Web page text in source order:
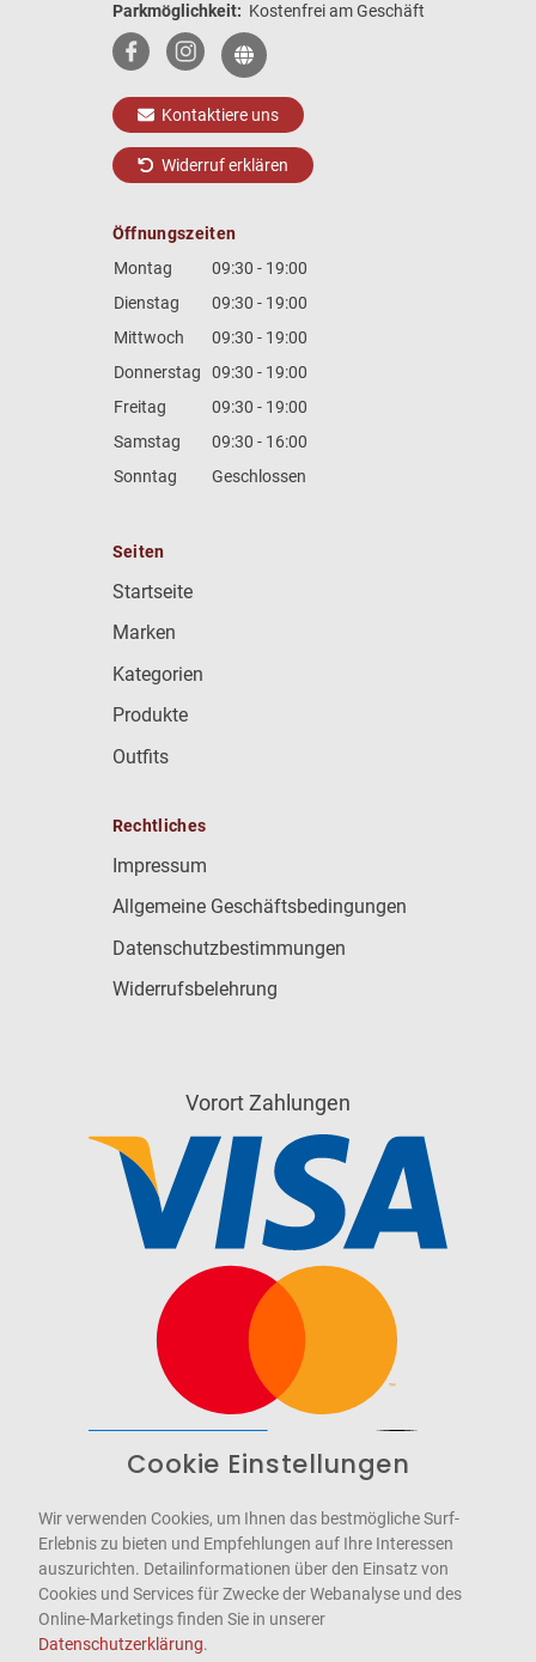
Parkmöglichkeit: Kostenfrei am Geschäft
Kontaktiere uns
Widerruf erklären
Öffnungszeiten
Montag
09:30 - 19:00
Dienstag
09:30 - 19:00
Mittwoch
09:30 - 19:00
Donnerstag
09:30 - 19:00
Freitag
09:30 - 19:00
Samstag
09:30 - 16:00
Sonntag
Geschlossen
Seiten
Startseite
Marken
Kategorien
Produkte
Outfits
Rechtliches
Impressum
Allgemeine Geschäftsbedingungen
Datenschutzbestimmungen
Widerrufsbelehrung
Vorort Zahlungen
WCAG-2.1-AA
Cookie Einstellungen
Wir verwenden Cookies, um Ihnen das bestmögliche Surf-
Erlebnis zu bieten und Empfehlungen auf Ihre Interessen
auszurichten. Detailinformationen über den Einsatz von
Cookies und Services für Zwecke der Webanalyse und des
Online-Marketings finden Sie in unserer
Datenschutzerklärung.